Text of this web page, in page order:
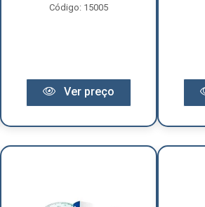
Código: 15005
Ver preço